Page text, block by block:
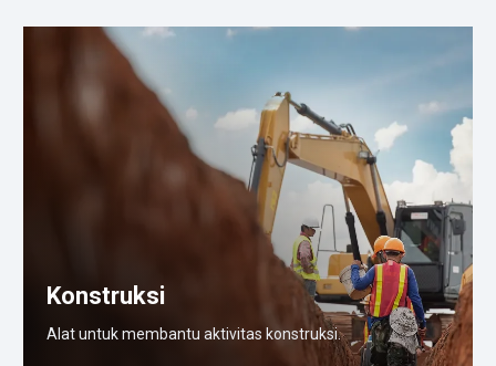
Konstruksi
Alat untuk membantu aktivitas konstruksi.